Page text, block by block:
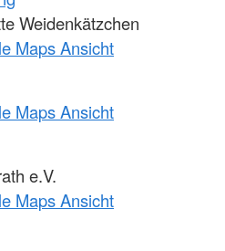
Weidenkätzchen
Maps Ansicht
Maps Ansicht
e.V.
Maps Ansicht